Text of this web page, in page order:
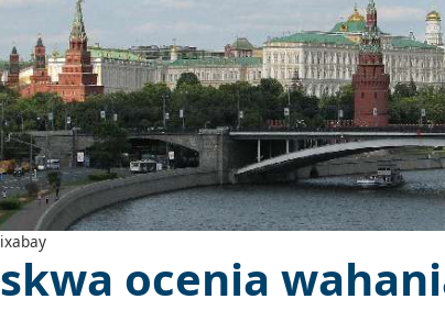
ocenia